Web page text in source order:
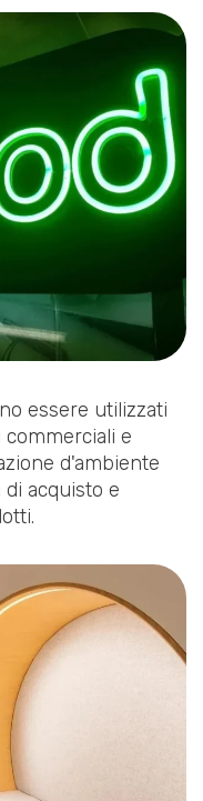
essere utilizzati
e
d'ambiente
acquisto e